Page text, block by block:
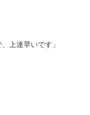
上達早いです」